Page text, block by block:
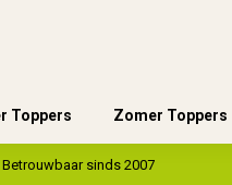
Toppers Zomer Toppers
Betrouwbaar sinds 2007